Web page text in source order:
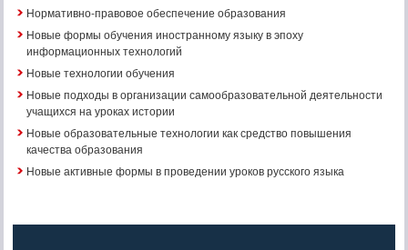
Нормативно-правовое обеспечение образования
Новые формы обучения иностранному языку в эпоху
информационных технологий
Новые технологии обучения
Новые подходы в организации самообразовательной деятельности
учащихся на уроках истории
Новые образовательные технологии как средство повышения
качества образования
Новые активные формы в проведении уроков русского языка